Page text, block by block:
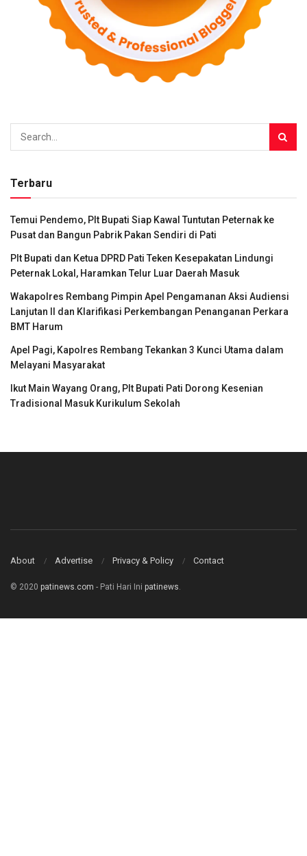
Terbaru
Temui Pendemo, Plt Bupati Siap Kawal Tuntutan Peternak ke
Pusat dan Bangun Pabrik Pakan Sendiri di Pati
Plt Bupati dan Ketua DPRD Pati Teken Kesepakatan Lindungi
Peternak Lokal, Haramkan Telur Luar Daerah Masuk
Wakapolres Rembang Pimpin Apel Pengamanan Aksi Audiensi
Lanjutan II dan Klarifikasi Perkembangan Penanganan Perkara
BMT Harum
Apel Pagi, Kapolres Rembang Tekankan 3 Kunci Utama dalam
Melayani Masyarakat
Ikut Main Wayang Orang, Plt Bupati Pati Dorong Kesenian
Tradisional Masuk Kurikulum Sekolah
About Advertise Privacy & Policy Contact
© 2020 patinews.com - Pati Hari Ini patinews.